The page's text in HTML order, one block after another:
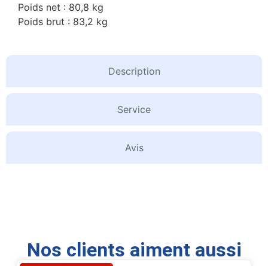
Description
Service
Avis
Poids net : 80,8 kg
Poids brut : 83,2 kg
Nos clients aiment aussi